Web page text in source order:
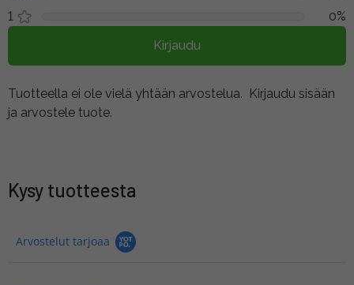
1
0%
Kirjaudu
Tuotteella ei ole vielä yhtään arvostelua. Kirjaudu sisään
ja arvostele tuote.
Kysy tuotteesta
Arvostelut tarjoaa